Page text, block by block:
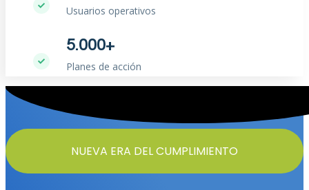
Usuarios operativos
5.000+
Planes de acción
NUEVA ERA DEL CUMPLIMIENTO